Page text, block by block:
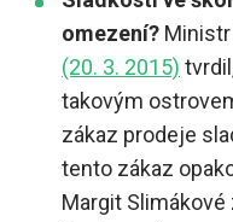
omezení?
(20. 3. 2015)
takovým
zákaz prodeje
tento zákaz
Margit